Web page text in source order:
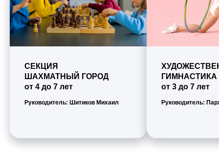
СЕКЦИЯ
ШАХМАТНЫЙ ГОРОД
от 4 до 7 лет
Руководитель: Шитиков Михаил
ГИМНАСТИКА
от 3 до 7 лет
Руководитель: